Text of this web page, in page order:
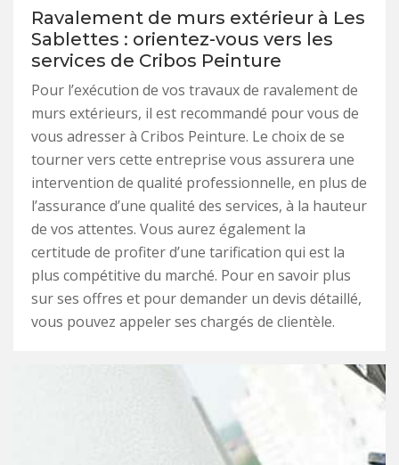
Ravalement de murs extérieur à Les
Sablettes : orientez-vous vers les
services de Cribos Peinture
Pour l’exécution de vos travaux de ravalement de
murs extérieurs, il est recommandé pour vous de
vous adresser à Cribos Peinture. Le choix de se
tourner vers cette entreprise vous assurera une
intervention de qualité professionnelle, en plus de
l’assurance d’une qualité des services, à la hauteur
de vos attentes. Vous aurez également la
certitude de profiter d’une tarification qui est la
plus compétitive du marché. Pour en savoir plus
sur ses offres et pour demander un devis détaillé,
vous pouvez appeler ses chargés de clientèle.